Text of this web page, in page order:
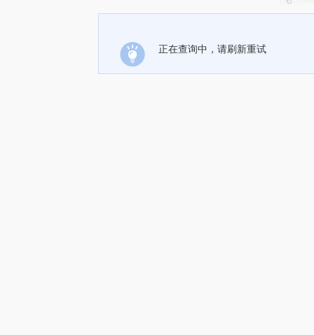
正在查询中，请刷新重试